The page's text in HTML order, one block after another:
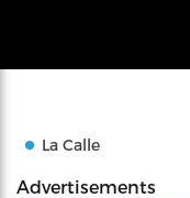
La Calle
Advertisements